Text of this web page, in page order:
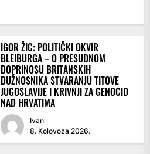
IGOR ŽIC: POLITIČKI OKVIR
BLEIBURGA – O PRESUDNOM
DOPRINOSU BRITANSKIH
DUŽNOSNIKA STVARANJU TITOVE
JUGOSLAVIJE I KRIVNJI ZA GENOCID
NAD HRVATIMA
Ivan
8. Kolovoza 2026.